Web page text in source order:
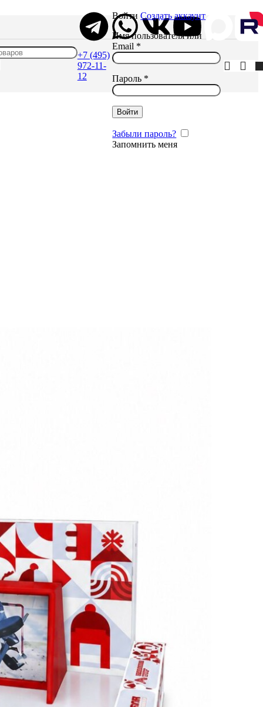
+7 (495)
972-11-
12
ВойтиСоздать аккаунт
Имя пользователя или
Email *
Пароль *
Войти
Забыли пароль?
Запомнить меня